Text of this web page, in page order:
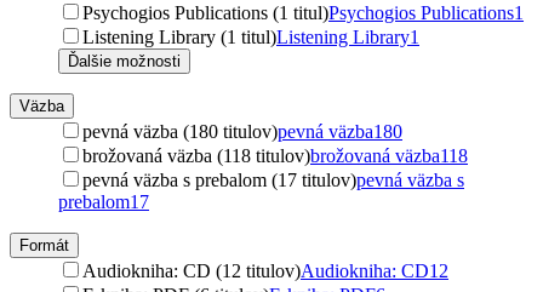
Psychogios Publications (1 titul)Psychogios Publications1
Listening Library (1 titul)Listening Library1
Ďalšie možnosti
Väzba
pevná väzba (180 titulov)pevná väzba180
brožovaná väzba (118 titulov)brožovaná väzba118
pevná väzba s prebalom (17 titulov)pevná väzba s
prebalom17
Formát
Audiokniha: CD (12 titulov)Audiokniha: CD12